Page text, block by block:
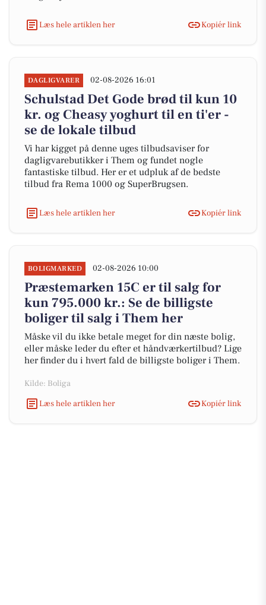
Læs hele artiklen her Kopiér link
DAGLIGVARER 02-08-2026 16:01
Schulstad Det Gode brød til kun 10
kr. og Cheasy yoghurt til en ti'er -
se de lokale tilbud
Vi har kigget på denne uges tilbudsaviser for
dagligvarebutikker i Them og fundet nogle
fantastiske tilbud. Her er et udpluk af de bedste
tilbud fra Rema 1000 og SuperBrugsen.
Læs hele artiklen her Kopiér link
BOLIGMARKED 02-08-2026 10:00
Præstemarken 15C er til salg for
kun 795.000 kr.: Se de billigste
boliger til salg i Them her
Måske vil du ikke betale meget for din næste bolig,
eller måske leder du efter et håndværkertilbud? Lige
her finder du i hvert fald de billigste boliger i Them.
Kilde: Boliga
Læs hele artiklen her
Kopiér link